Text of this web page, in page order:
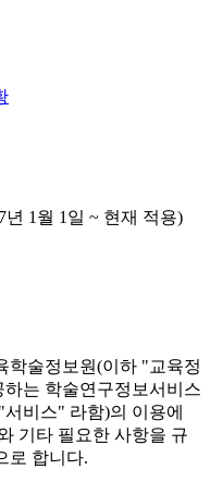
1월 1일 ~ 현재 적용)
학술정보원(이하 "교육정
하는 학술연구정보서비스
비스" 라함)의 이용에
기타 필요한 사항을 규
로 합니다.